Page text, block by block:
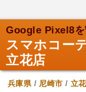
Google Pixel8を
スマホコー
立花店
兵庫県/ 尼崎市 / 立